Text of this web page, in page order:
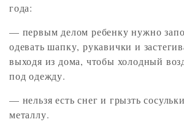
года:
— первым делом ребенку нужно
одевать шапку, рукавички и
выходя из дома, чтобы холодный
под одежду.
— нельзя есть снег и грызть
металлу.